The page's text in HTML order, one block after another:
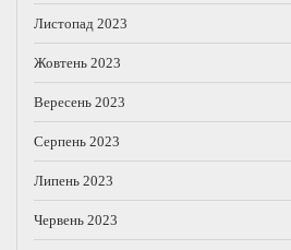
Листопад 2023
Жовтень 2023
Вересень 2023
Серпень 2023
Липень 2023
Червень 2023